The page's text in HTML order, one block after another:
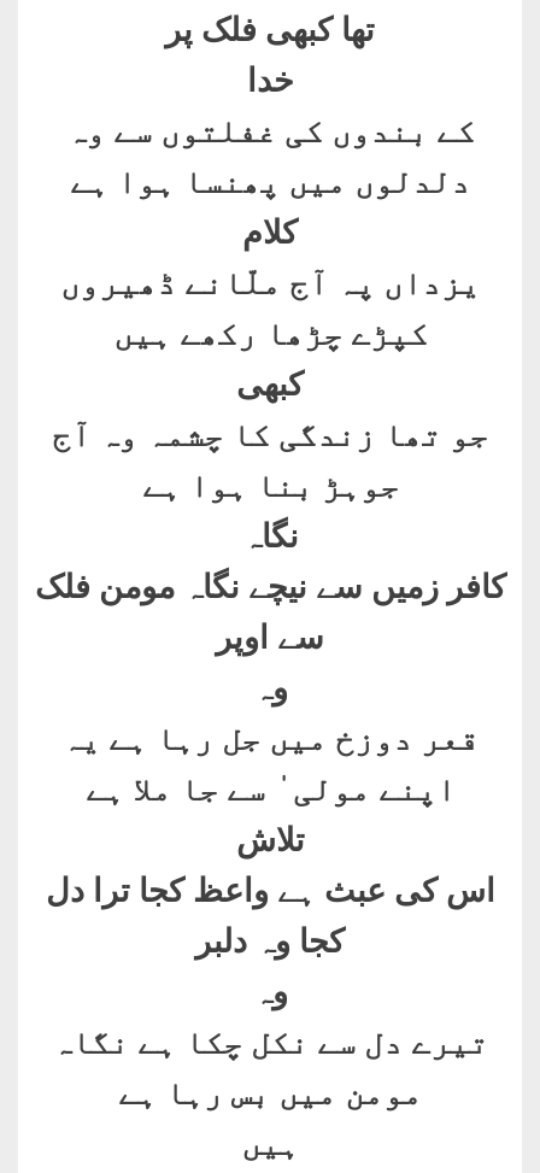
تھا کبھی فلک پر
خدا
کے بندوں کی غفلتوں سے وہ
دلدلوں میں پھنسا ہوا ہے
کلام
یزداں پہ آج ملّانے ڈھیروں
کپڑے چڑھا رکھے ہیں
کبھی
جو تھا زندگی کا چشمہ وہ آج
جوہڑ بنا ہوا ہے
نگاہ
کافر زمیں سے نیچے نگاہ مومن فلک
سے اوپر
وہ
قعر دوزخ میں جل رہا ہے یہ
اپنے مولی ٰ سے جا ملا ہے
تلاش
اس کی عبث ہے واعظ کجا ترا دل
کجا وہ دلبر
وہ
تیرے دل سے نکل چکا ہے نگاہ
مومن میں بس رہا ہے
ہیں